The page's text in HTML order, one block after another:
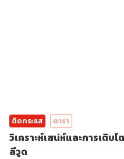
ติดกระแส ดารา
วิเคราะห์เสน่ห์และการเติ
ลีวูด